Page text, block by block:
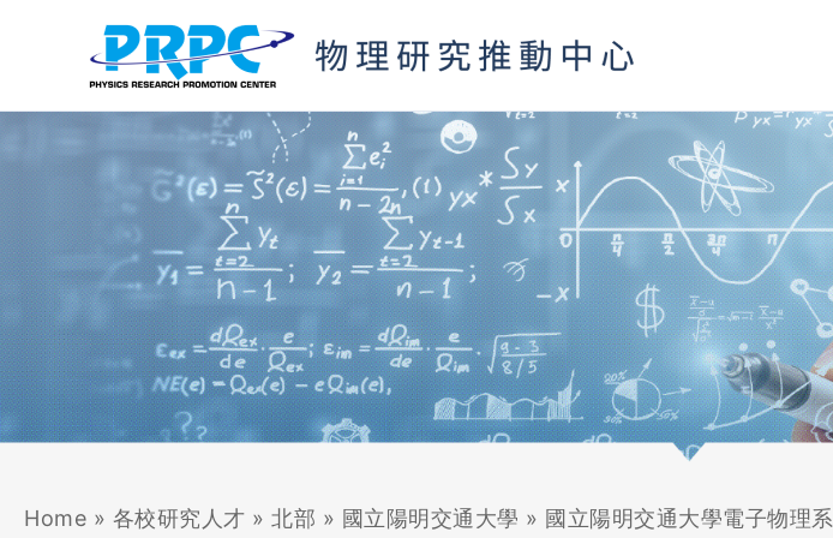
內
容
Home » 各校研究人才 » 北部 » 國立陽明交通大學 » 國立陽明交通大學電子物理系